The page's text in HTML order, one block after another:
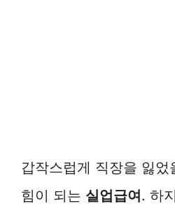
갑작스럽게 직장을 잃
힘이 되는 실업급여. 하